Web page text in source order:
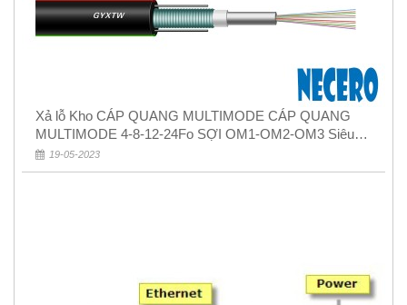
Xả lỗ Kho CÁP QUANG MULTIMODE CÁP QUANG
MULTIMODE 4-8-12-24Fo SỢI OM1-OM2-OM3 Siêu
Rẻ 5k
19-05-2023